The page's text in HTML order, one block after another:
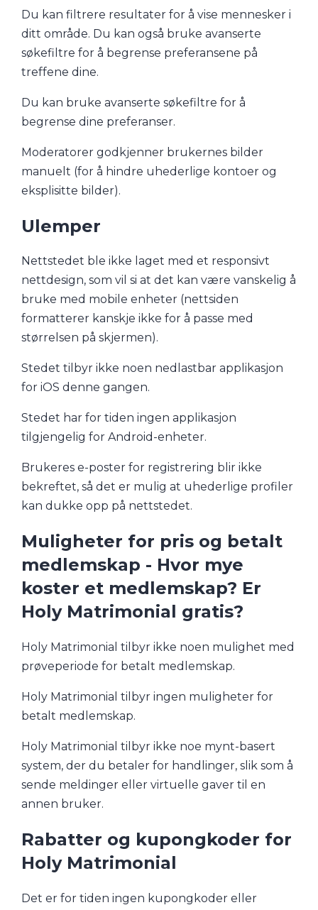
Du kan filtrere resultater for å vise mennesker i
ditt område. Du kan også bruke avanserte
søkefiltre for å begrense preferansene på
treffene dine.
Du kan bruke avanserte søkefiltre for å
begrense dine preferanser.
Moderatorer godkjenner brukernes bilder
manuelt (for å hindre uhederlige kontoer og
eksplisitte bilder).
Ulemper
Nettstedet ble ikke laget med et responsivt
nettdesign, som vil si at det kan være vanskelig å
bruke med mobile enheter (nettsiden
formatterer kanskje ikke for å passe med
størrelsen på skjermen).
Stedet tilbyr ikke noen nedlastbar applikasjon
for iOS denne gangen.
Stedet har for tiden ingen applikasjon
tilgjengelig for Android-enheter.
Brukeres e-poster for registrering blir ikke
bekreftet, så det er mulig at uhederlige profiler
kan dukke opp på nettstedet.
Muligheter for pris og betalt
medlemskap - Hvor mye
koster et medlemskap? Er
Holy Matrimonial gratis?
Holy Matrimonial tilbyr ikke noen mulighet med
prøveperiode for betalt medlemskap.
Holy Matrimonial tilbyr ingen muligheter for
betalt medlemskap.
Holy Matrimonial tilbyr ikke noe mynt-basert
system, der du betaler for handlinger, slik som å
sende meldinger eller virtuelle gaver til en
annen bruker.
Rabatter og kupongkoder for
Holy Matrimonial
Det er for tiden ingen kupongkoder eller